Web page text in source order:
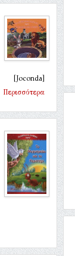
[Joconda]
Περισσότερα